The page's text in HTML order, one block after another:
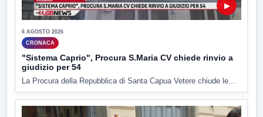
▶
6 AGOSTO 2026
CRONACA
"Sistema Caprio", Procura S.Maria CV chiede rinvio a
giudizio per 54
La Procura della Repubblica di Santa Capua Vetere chiude le...